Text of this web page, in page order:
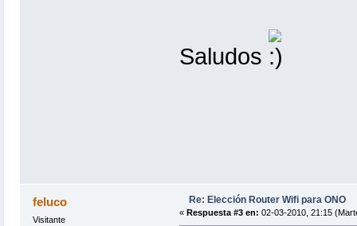
Saludos
feluco
Visitante
Re: Elección Router Wifi para ONO
« Respuesta #3 en: 02-03-2010, 21:15